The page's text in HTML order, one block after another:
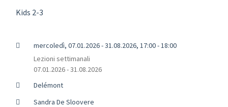
Kids 2-3
mercoledì, 07.01.2026 - 31.08.2026, 17:00 - 18:00
Lezioni settimanali
07.01.2026 - 31.08.2026
Delémont
Sandra De Sloovere